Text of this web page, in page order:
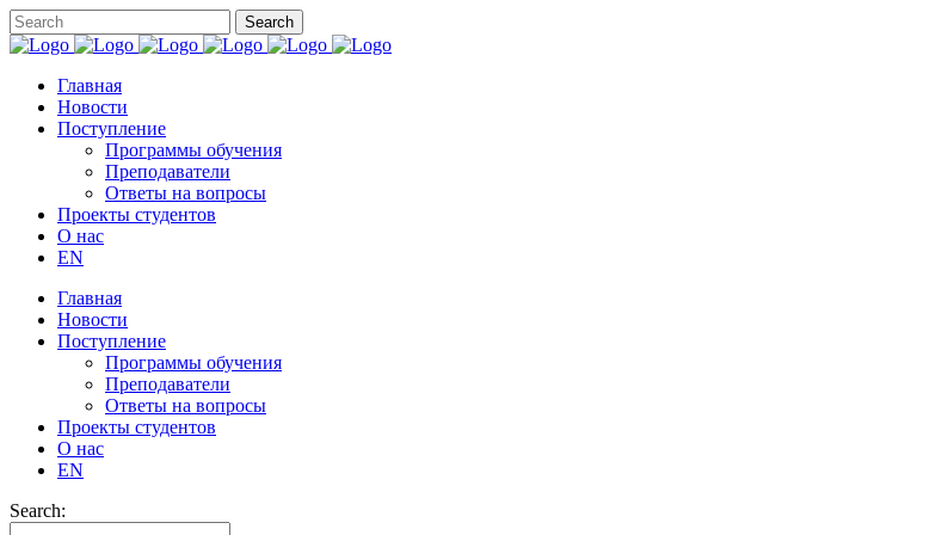
Главная
Новости
Поступление
Программы обучения
Преподаватели
Ответы на вопросы
Проекты студентов
О нас
EN
Главная
Новости
Поступление
Программы обучения
Преподаватели
Ответы на вопросы
Проекты студентов
О нас
EN
Search: